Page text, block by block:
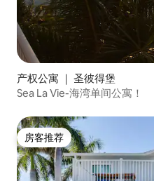
产权公寓 ｜ 圣彼得堡
Sea La Vie-海湾单间公寓！
房客推荐
房客推荐